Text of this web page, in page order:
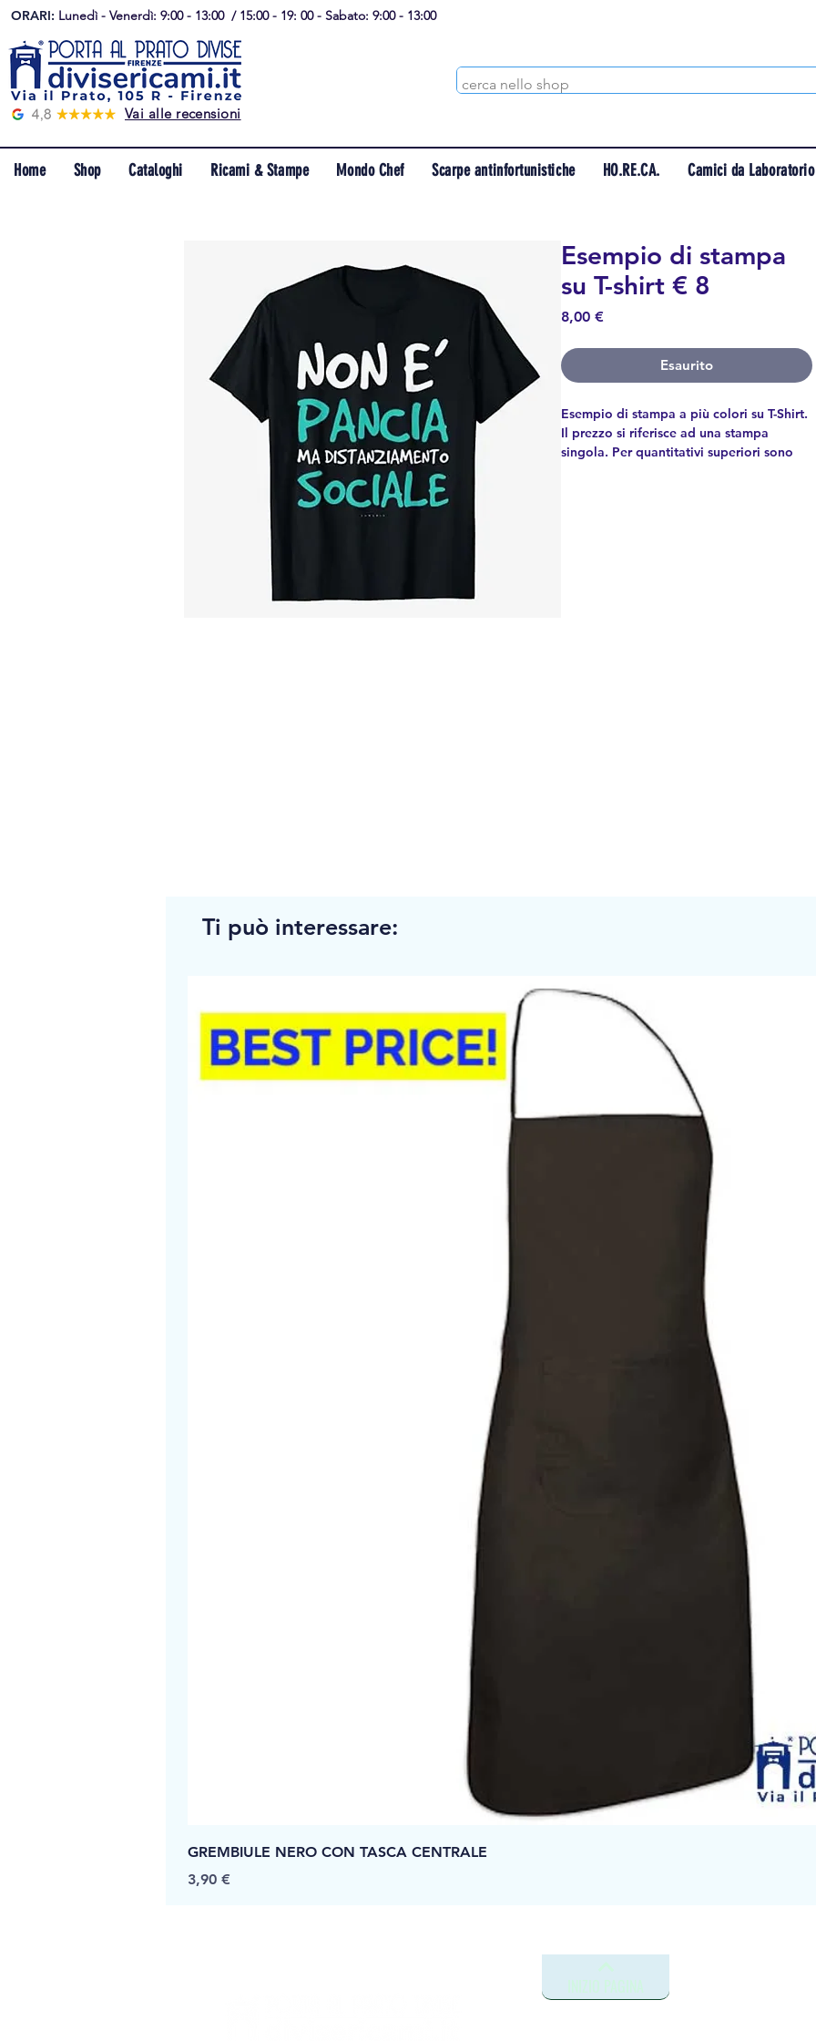
ORARI: Lunedì - Venerdì: 9:00 - 13:00 / 15:00 - 19: 00 - Sabato: 9:00 - 13:00
Vai alle recensioni
Home Shop Cataloghi Ricami & Stampe Mondo Chef Scarpe antinfortunistiche HO.RE.CA. Camici da Laboratorio
Esempio di stampa
su T-shirt € 8
8,00 €Prezzo
Esaurito
Esempio di stampa a più colori su T-Shirt.
Il prezzo si riferisce ad una stampa
singola. Per quantitativi superiori sono
Ti può interessare:
GREMBIULE NERO CON TASCA CENTRALE
Prezzo
3,90 €